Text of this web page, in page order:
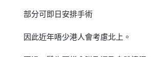
部分可即日安排手術
因此近年唔少港人會考慮北上。